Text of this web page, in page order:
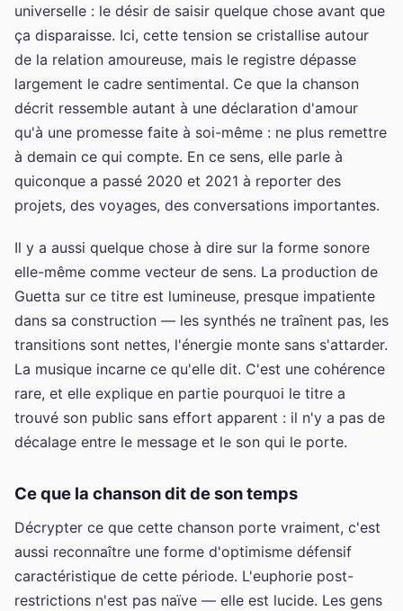
universelle : le désir de saisir quelque chose avant que
ça disparaisse. Ici, cette tension se cristallise autour
de la relation amoureuse, mais le registre dépasse
largement le cadre sentimental. Ce que la chanson
décrit ressemble autant à une déclaration d'amour
qu'à une promesse faite à soi-même : ne plus remettre
à demain ce qui compte. En ce sens, elle parle à
quiconque a passé 2020 et 2021 à reporter des
projets, des voyages, des conversations importantes.
Il y a aussi quelque chose à dire sur la forme sonore
elle-même comme vecteur de sens. La production de
Guetta sur ce titre est lumineuse, presque impatiente
dans sa construction — les synthés ne traînent pas, les
transitions sont nettes, l'énergie monte sans s'attarder.
La musique incarne ce qu'elle dit. C'est une cohérence
rare, et elle explique en partie pourquoi le titre a
trouvé son public sans effort apparent : il n'y a pas de
décalage entre le message et le son qui le porte.
Ce que la chanson dit de son temps
Décrypter ce que cette chanson porte vraiment, c'est
aussi reconnaître une forme d'optimisme défensif
caractéristique de cette période. L'euphorie post-
restrictions n'est pas naïve — elle est lucide. Les gens